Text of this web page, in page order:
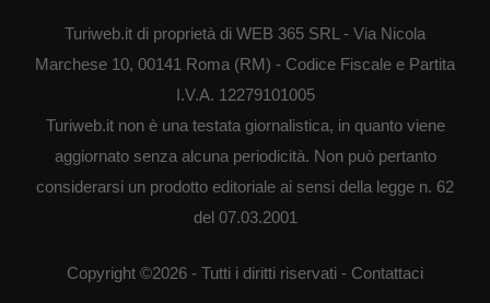
Turiweb.it di proprietà di WEB 365 SRL - Via Nicola
Marchese 10, 00141 Roma (RM) - Codice Fiscale e Partita
I.V.A. 12279101005
Turiweb.it non è una testata giornalistica, in quanto viene
aggiornato senza alcuna periodicità. Non può pertanto
considerarsi un prodotto editoriale ai sensi della legge n. 62
del 07.03.2001
Copyright ©2026 - Tutti i diritti riservati - Contattaci